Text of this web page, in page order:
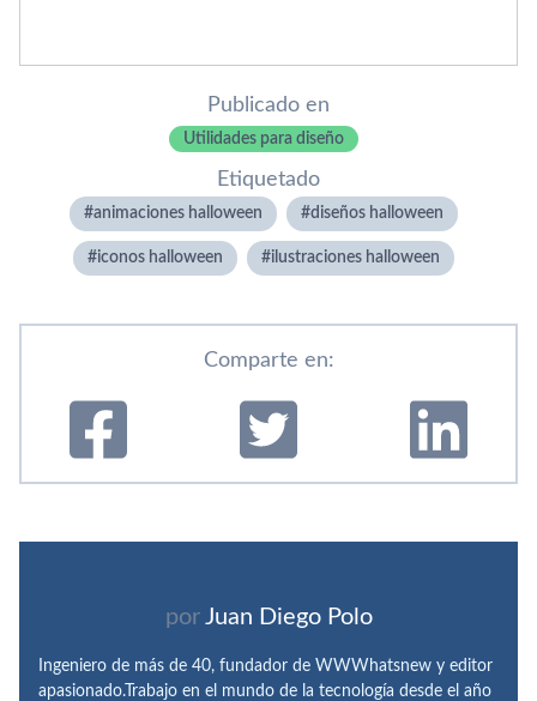
Publicado en
Utilidades para diseño
Etiquetado
animaciones halloween diseños halloween
iconos halloween ilustraciones halloween
Comparte en:
por Juan Diego Polo
Ingeniero de más de 40, fundador de WWWhatsnew y editor
apasionado.Trabajo en el mundo de la tecnología desde el año